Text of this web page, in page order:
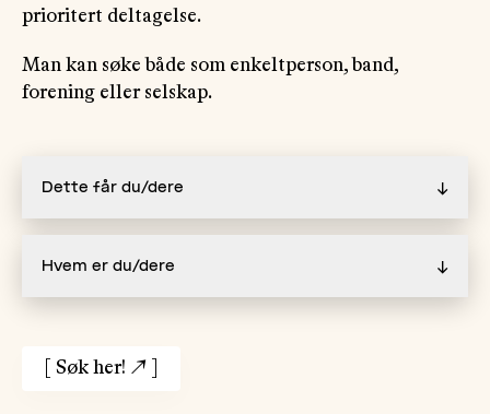
prioritert deltagelse.
Man kan søke både som enkeltperson, band,
forening eller selskap.
Dette får du/dere ↓
Hvem er du/dere ↓
Søk her! ↗